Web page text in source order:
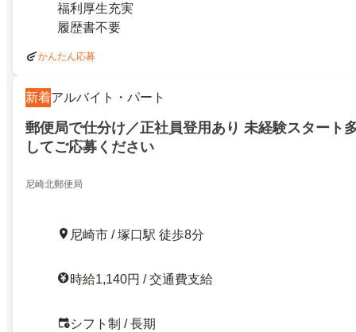
福利厚生充実
履歴書不要
かんたん応募
新着アルバイト・パート
郵便局で仕分け／正社員登用あり 未経験スタート
してご応募ください
尼崎北郵便局
尼崎市 / 塚口駅 徒歩8分
時給1,140円 / 交通費支給
シフト制 / 長期